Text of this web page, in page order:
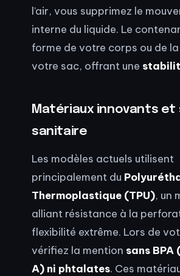
l’air, vous supprimez le
interne du liquide. Le
forme de votre corps ou de
votre sac, offrant une
Matériaux innovants
sanitaire
Les modèles actuels utilisent
principalement du
Thermoplastique (TPU), un
alliant résistance à la
flexibilité extrême. Lors de
vérifiez la mention sans BPA
A) ni phtalates. Ces